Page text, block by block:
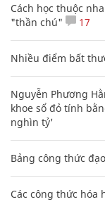
Cách học thuộc
"thần chú"
17
Nhiều điểm bất
Nguyễn Phương
khoe sổ đỏ tính
nghìn tỷ'
Bảng công thức
Các công thức hóa